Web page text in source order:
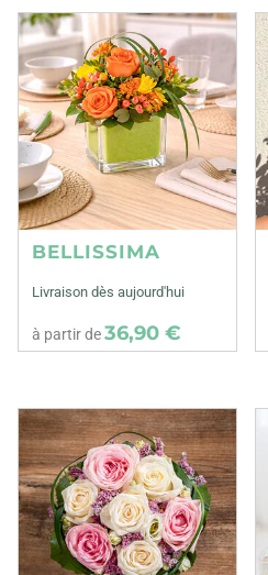
BELLISSIMA
Livraison dès aujourd'hui
à partir de36,90 €